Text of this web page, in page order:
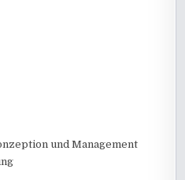
und Management